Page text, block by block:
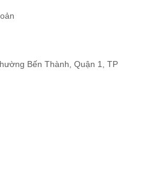
Bến Thành, Quận 1, TP